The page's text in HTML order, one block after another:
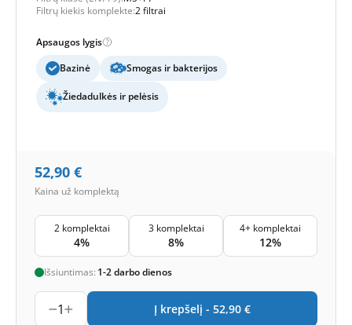
Filtrų kiekis komplekte:2 filtrai
Apsaugos lygis
Bazinė
Smogas ir bakterijos
Žiedadulkės ir pelėsis
52,90 €
Kaina už komplektą
2 komplektai
4%
3 komplektai
8%
4+ komplektai
12%
Išsiuntimas: 1-2 darbo dienos
1 Į krepšelį - 52,90 €